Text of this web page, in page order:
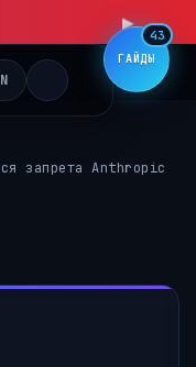
запрета Anthropic
ГАЙДЫ
43